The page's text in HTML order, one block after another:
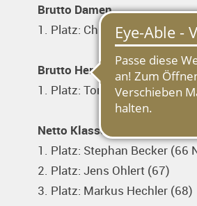
Brutto Damen
1. Platz: Christine Mornhart
Brutto Herren
1. Platz: Tom Reichmann (72
Netto Klasse A (HCPI bis 18,4)
1. Platz: Stephan Becker (66
2. Platz: Jens Ohlert (67)
3. Platz: Markus Hechler (68)